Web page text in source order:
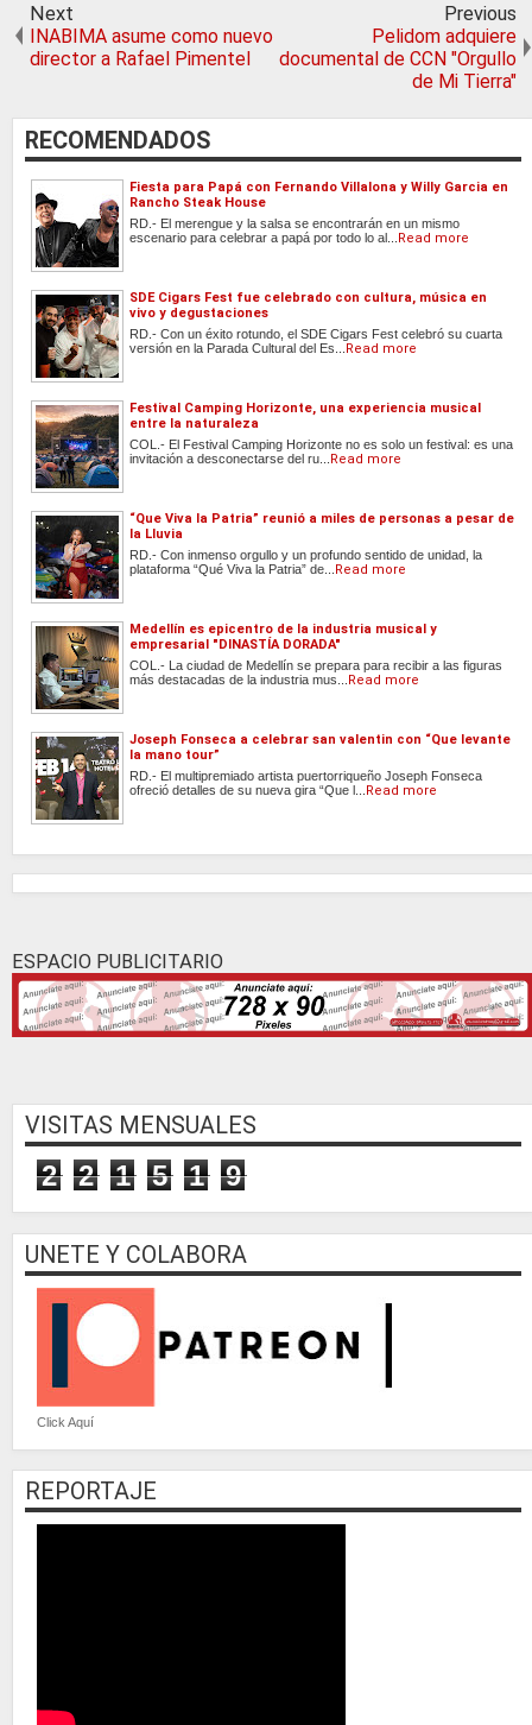
Next
INABIMA asume como nuevo
director a Rafael Pimentel
Previous
Pelidom adquiere
documental de CCN "Orgullo
de Mi Tierra"
RECOMENDADOS
Fiesta para Papá con Fernando Villalona y Willy Garcia en
Rancho Steak House
RD.- El merengue y la salsa se encontrarán en un mismo
escenario para celebrar a papá por todo lo al... Read more
SDE Cigars Fest fue celebrado con cultura, música en
vivo y degustaciones
RD.- Con un éxito rotundo, el SDE Cigars Fest celebró su cuarta
versión en la Parada Cultural del Es... Read more
Festival Camping Horizonte, una experiencia musical
entre la naturaleza
COL.- El Festival Camping Horizonte no es solo un festival: es una
invitación a desconectarse del ru... Read more
“Que Viva la Patria” reunió a miles de personas a pesar de
la Lluvia
RD.- Con inmenso orgullo y un profundo sentido de unidad, la
plataforma “Qué Viva la Patria” de... Read more
Medellín es epicentro de la industria musical y
empresarial "DINASTÍA DORADA"
COL.- La ciudad de Medellín se prepara para recibir a las figuras
más destacadas de la industria mus... Read more
Joseph Fonseca a celebrar san valentin con “Que levante
la mano tour”
RD.- El multipremiado artista puertorriqueño Joseph Fonseca
ofreció detalles de su nueva gira “Que l... Read more
ESPACIO PUBLICITARIO
VISITAS MENSUALES
2 2 1 5 1 9
UNETE Y COLABORA
Click Aquí
REPORTAJE